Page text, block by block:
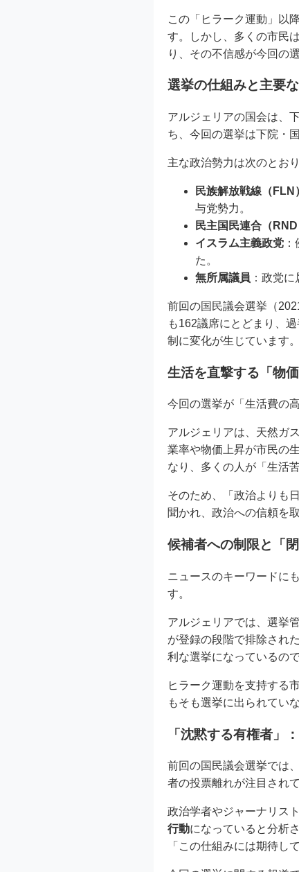
この「ヒラーク運動」以
す。しかし、多くの市民
り、その不信感が今回の
選挙の仕組みと主要
アルジェリアの国会は、
ち、今回の選挙は下院・
主な政治勢力は次のとおり
民族解放戦線（FLN
与党勢力。
民主国民連合（RND
イスラム主義政党
た。
無所属議員 ：政党
前回の国民議会選挙（
も162議席にとどまり、
制に変化が生じています。
生活を直撃する「物
今回の選挙が「生活費の
アルジェリアは、天然ガ
業率や物価上昇が市民の
なり、多くの人が「生活
そのため、「政治よりも
聞かれ、政治への信頼を
候補者への制限と「
ニュースのキーワードに
す。
アルジェリアでは、選挙
が登録の段階で排除され
利な選挙になっているの
ヒラーク運動を支持する
もそも選挙に出られてい
「沈黙する有権者」
前回の国民議会選挙では
者の投票離れが注目されて
政治学者やジャーナリス
行動になっていると分析
「この仕組みには期待し